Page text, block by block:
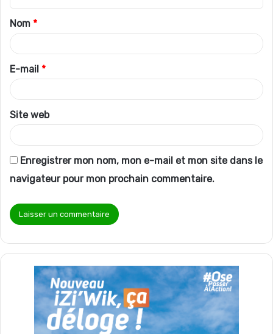
t
a
i
r
e
*
Nom *
E-mail *
Site web
Enregistrer mon nom, mon e-mail et mon site dans le
navigateur pour mon prochain commentaire.